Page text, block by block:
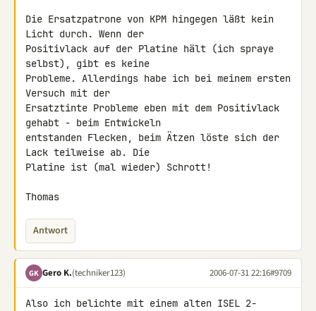
Die Ersatzpatrone von KPM hingegen läßt kein
Licht durch. Wenn der
Positivlack auf der Platine hält (ich spraye
selbst), gibt es keine
Probleme. Allerdings habe ich bei meinem ersten
Versuch mit der
Ersatztinte Probleme eben mit dem Positivlack
gehabt - beim Entwickeln
entstanden Flecken, beim Ätzen löste sich der
Lack teilweise ab. Die
Platine ist (mal wieder) Schrott!
Thomas
Antwort
GK Gero K.(techniker123) 2006-07-31 22:16#9709
Also ich belichte mit einem alten ISEL 2-